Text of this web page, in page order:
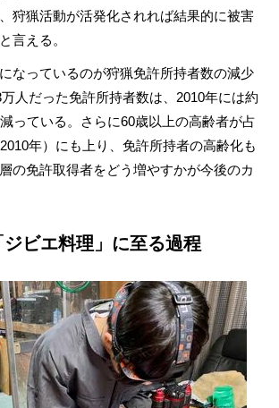
狩猟活動が活発化されれば結果的に被害
言える。
なっているのが狩猟免許所持者数の減少
人だった免許所持者数は、2010年には約
っている。さらに60歳以上の高齢者が占
年）にも上り、免許所持者の高齢化も
の免許取得者をどう増やすかが今後のカ
ビエ料理」に至る過程